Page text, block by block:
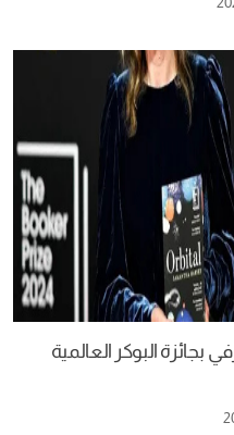
بجائزة البوكر العالمية